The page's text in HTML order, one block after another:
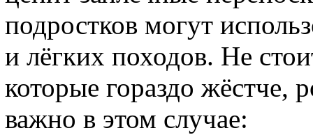
подростков могут
и лёгких походов. Не
которые гораздо жёстче,
важно в этом случае: